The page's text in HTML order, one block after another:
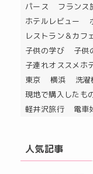
パース
フランス
ホテルレビュー
レストラン＆カフェ
子供の学び
子供
子連れオススメホ
東京
横浜
洗
現地で購入したも
軽井沢旅行
電車
人気記事